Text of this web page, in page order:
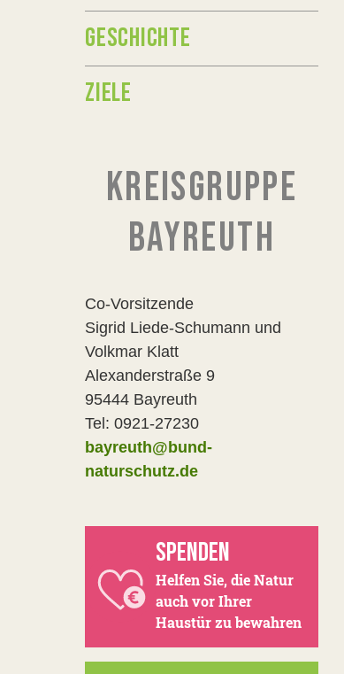
GESCHICHTE
ZIELE
KREISGRUPPE
BAYREUTH
Co-Vorsitzende
Sigrid Liede-Schumann und
Volkmar Klatt
Alexanderstraße 9
95444 Bayreuth
Tel: 0921-27230
bayreuth@bund-
naturschutz.de
SPENDEN
Helfen Sie, die Natur
auch vor Ihrer
Haustür zu bewahren